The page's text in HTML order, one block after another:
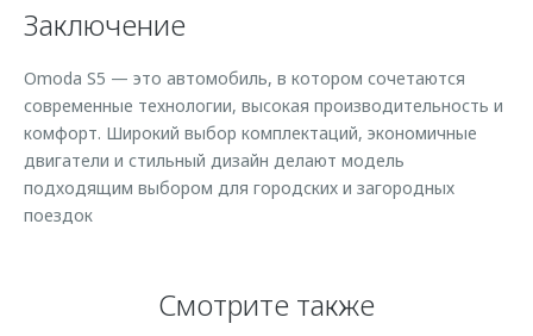
Заключение
Omoda S5 — это автомобиль, в котором сочетаются
современные технологии, высокая производительность и
комфорт. Широкий выбор комплектаций, экономичные
двигатели и стильный дизайн делают модель
подходящим выбором для городских и загородных
поездок
Смотрите также